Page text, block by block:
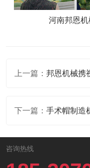
河南邦恩
上一篇： 邦恩机械携
下一篇： 手术帽制造
咨询热线